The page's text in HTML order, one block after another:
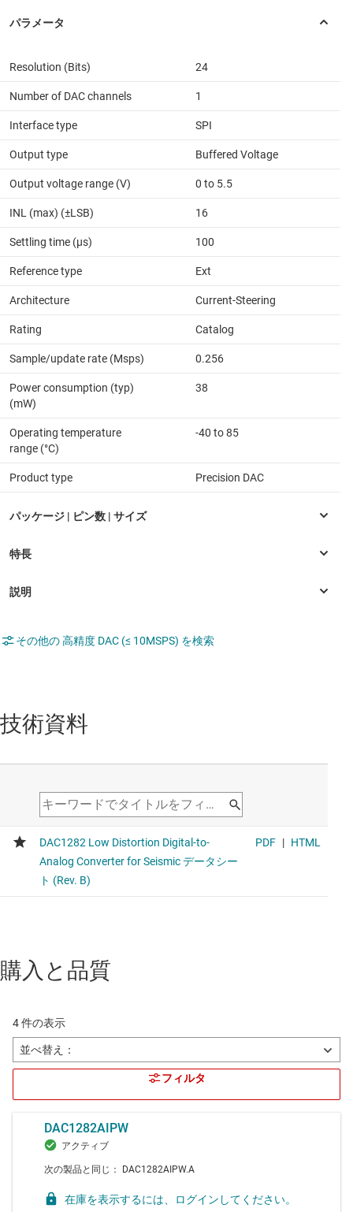
Resolution (Bits) 24
Number of DAC channels 1
Interface type SPI
Output type Buffered Voltage
Output voltage range (V) 0 to 5.5
INL (max) (±LSB) 16
Settling time (µs) 100
Reference type Ext
Architecture Current-Steering
Rating Catalog
Sample/update rate (Msps) 0.256
Power consumption (typ)
(mW)
38
Operating temperature
range (°C)
-40 to 85
Product type Precision DAC
その他の 高精度 DAC (≤ 10MSPS) を検索
技術資料
購入と品質